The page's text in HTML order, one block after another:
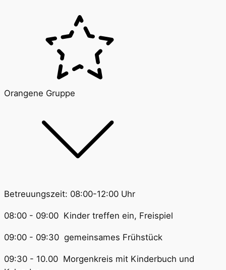
Orangene Gruppe
Betreuungszeit: 08:00-12:00 Uhr
08:00 - 09:00 Kinder treffen ein, Freispiel
09:00 - 09:30 gemeinsames Frühstück
09:30 - 10.00 Morgenkreis mit Kinderbuch und